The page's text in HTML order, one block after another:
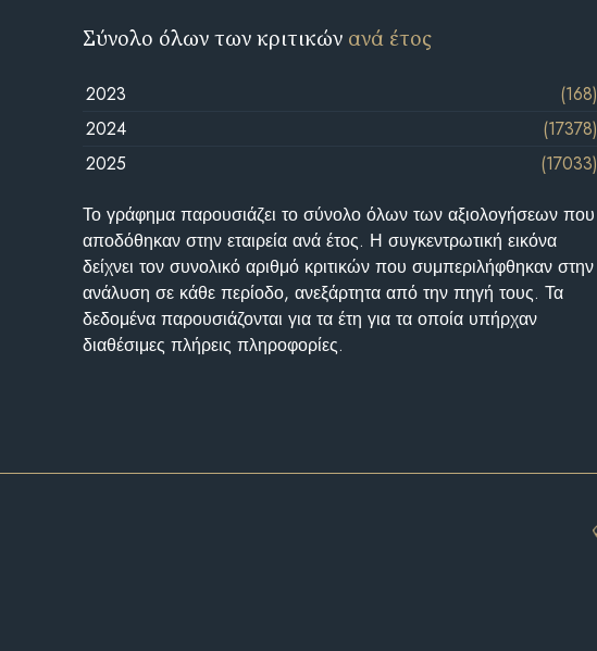
Σύνολο όλων των κριτικών ανά έτος
2023
(168)
2024
(17378)
2025
(17033)
Το γράφημα παρουσιάζει το σύνολο όλων των αξιολογήσεων που
αποδόθηκαν στην εταιρεία ανά έτος. Η συγκεντρωτική εικόνα
δείχνει τον συνολικό αριθμό κριτικών που συμπεριλήφθηκαν στην
ανάλυση σε κάθε περίοδο, ανεξάρτητα από την πηγή τους. Τα
δεδομένα παρουσιάζονται για τα έτη για τα οποία υπήρχαν
διαθέσιμες πλήρεις πληροφορίες.